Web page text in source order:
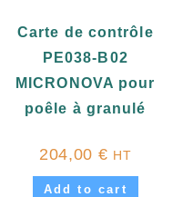
Carte de contrôle
PE038-B02
MICRONOVA pour
poêle à granulé
204,00 € HT
Add to cart